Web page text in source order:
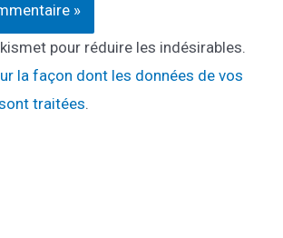
pour réduire les indésirables.
la façon dont les données de vos
traitées.